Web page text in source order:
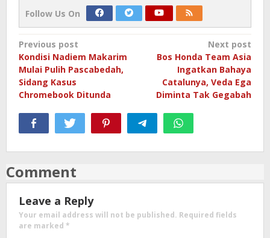
Follow Us On
Post
navigation
Previous post
Kondisi Nadiem Makarim
Mulai Pulih Pascabedah,
Sidang Kasus
Chromebook Ditunda
Next post
Bos Honda Team Asia
Ingatkan Bahaya
Catalunya, Veda Ega
Diminta Tak Gegabah
Comment
Leave a Reply
Your email address will not be published. Required fields
are marked *